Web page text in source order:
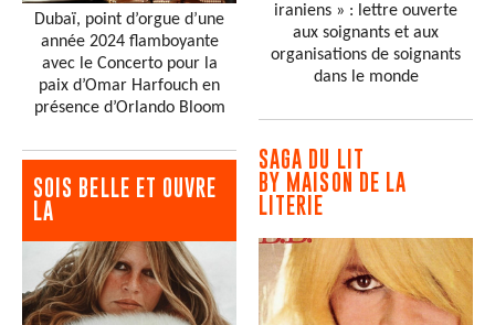
Dubaï, point d’orgue d’une
année 2024 flamboyante
avec le Concerto pour la
paix d’Omar Harfouch en
présence d’Orlando Bloom
SOIS BELLE ET OUVRE
LA
iraniens » : lettre ouverte
aux soignants et aux
organisations de soignants
dans le monde
SAGA DU LIT
BY MAISON DE LA
LITERIE